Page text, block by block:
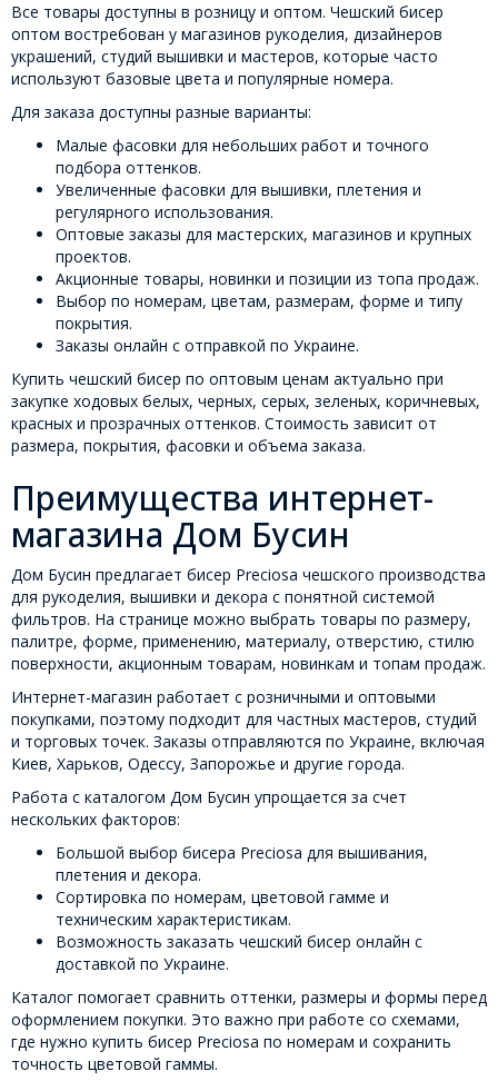
Все товары доступны в розницу и оптом. Чешский бисер
оптом востребован у магазинов рукоделия, дизайнеров
украшений, студий вышивки и мастеров, которые часто
используют базовые цвета и популярные номера.
Для заказа доступны разные варианты:
Малые фасовки для небольших работ и точного
подбора оттенков.
Увеличенные фасовки для вышивки, плетения и
регулярного использования.
Оптовые заказы для мастерских, магазинов и крупных
проектов.
Акционные товары, новинки и позиции из топа продаж.
Выбор по номерам, цветам, размерам, форме и типу
покрытия.
Заказы онлайн с отправкой по Украине.
Купить чешский бисер по оптовым ценам актуально при
закупке ходовых белых, черных, серых, зеленых, коричневых,
красных и прозрачных оттенков. Стоимость зависит от
размера, покрытия, фасовки и объема заказа.
Преимущества интернет-
магазина Дом Бусин
Дом Бусин предлагает бисер Preciosa чешского производства
для рукоделия, вышивки и декора с понятной системой
фильтров. На странице можно выбрать товары по размеру,
палитре, форме, применению, материалу, отверстию, стилю
поверхности, акционным товарам, новинкам и топам продаж.
Интернет-магазин работает с розничными и оптовыми
покупками, поэтому подходит для частных мастеров, студий
и торговых точек. Заказы отправляются по Украине, включая
Киев, Харьков, Одессу, Запорожье и другие города.
Работа с каталогом Дом Бусин упрощается за счет
нескольких факторов:
Большой выбор бисера Preciosa для вышивания,
плетения и декора.
Сортировка по номерам, цветовой гамме и
техническим характеристикам.
Возможность заказать чешский бисер онлайн с
доставкой по Украине.
Каталог помогает сравнить оттенки, размеры и формы перед
оформлением покупки. Это важно при работе со схемами,
где нужно купить бисер Preciosa по номерам и сохранить
точность цветовой гаммы.